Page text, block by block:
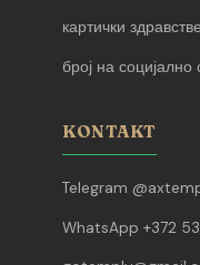
картички
број на социјално
KONTAKT
Telegram
WhatsApp +372